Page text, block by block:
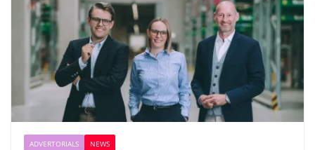
ADVERTORIALS NEWS